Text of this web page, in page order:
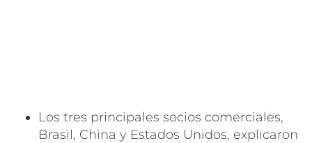
Los tres principales socios comerciales,
Brasil, China y Estados Unidos, explicaron